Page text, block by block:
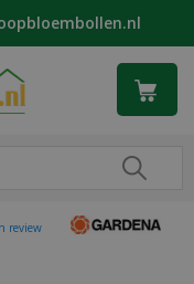
review